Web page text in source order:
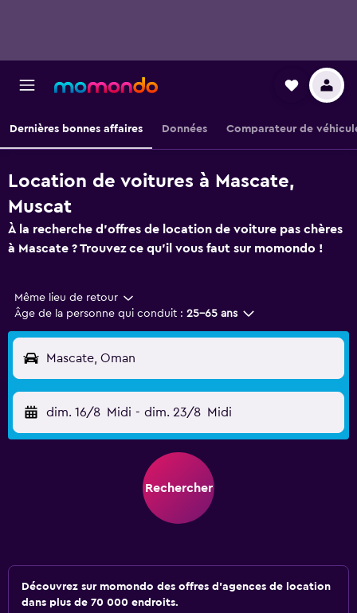
Dernières bonnes affaires Données Comparateur de
Location de voitures à Mascate,
Muscat
À la recherche d'offres de location de voiture pas chères
à Mascate ? Trouvez ce qu'il vous faut sur momondo !
Même lieu de retour
Âge de la personne qui conduit : 25-65 ans
Mascate, Oman
dim. 16/8 Midi - dim. 23/8 Midi
Rechercher
Découvrez sur momondo des offres d'agences de location
dans plus de 70 000 endroits.